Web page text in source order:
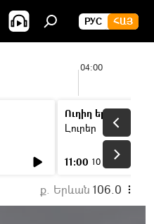
РУС ՀԱՅ
04:00
Ուղիղ եթեր
Լուրեր
11:00 10 ր
ք. Երևան 106.0